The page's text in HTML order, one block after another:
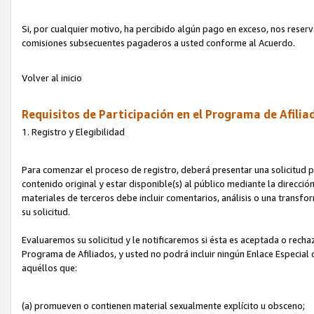
Si, por cualquier motivo, ha percibido algún pago en exceso, nos
comisiones subsecuentes pagaderos a usted conforme al Acuerdo.
Volver al inicio
Requisitos de Participación en el Programa de
1. Registro y Elegibilidad
Para comenzar el proceso de registro, deberá presentar una solicitud
contenido original y estar disponible(s) al público mediante la
materiales de terceros debe incluir comentarios, análisis o una
su solicitud.
Evaluaremos su solicitud y le notificaremos si ésta es aceptada o
Programa de Afiliados, y usted no podrá incluir ningún Enlace
aquéllos que:
(a) promueven o contienen material sexualmente explícito u obsceno;